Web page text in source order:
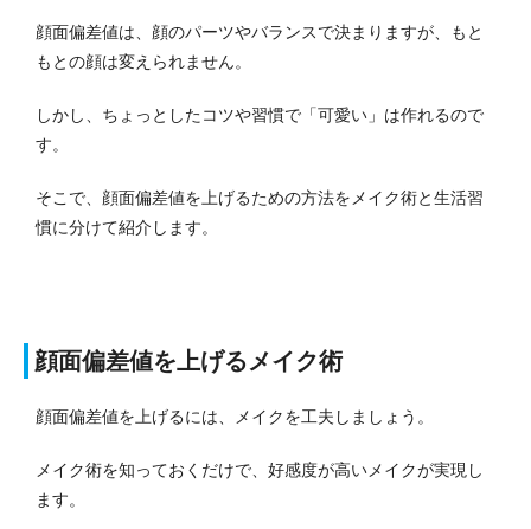
顔面偏差値は、顔のパーツやバランスで決まりますが、もと
もとの顔は変えられません。
しかし、ちょっとしたコツや習慣で「可愛い」は作れるので
す。
そこで、顔面偏差値を上げるための方法をメイク術と生活習
慣に分けて紹介します。
顔面偏差値を上げるメイク術
顔面偏差値を上げるには、メイクを工夫しましょう。
メイク術を知っておくだけで、好感度が高いメイクが実現し
ます。